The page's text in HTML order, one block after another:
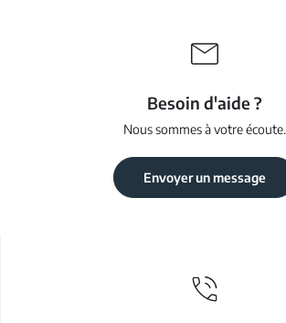
Besoin d'aide ?
Nous sommes à votre écoute.
Envoyer un message